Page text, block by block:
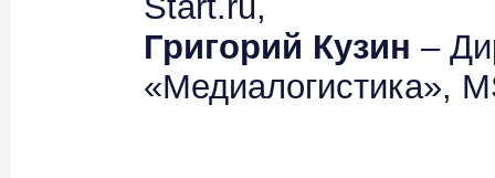
Григорий Кузин –
«Медиалогистика»,